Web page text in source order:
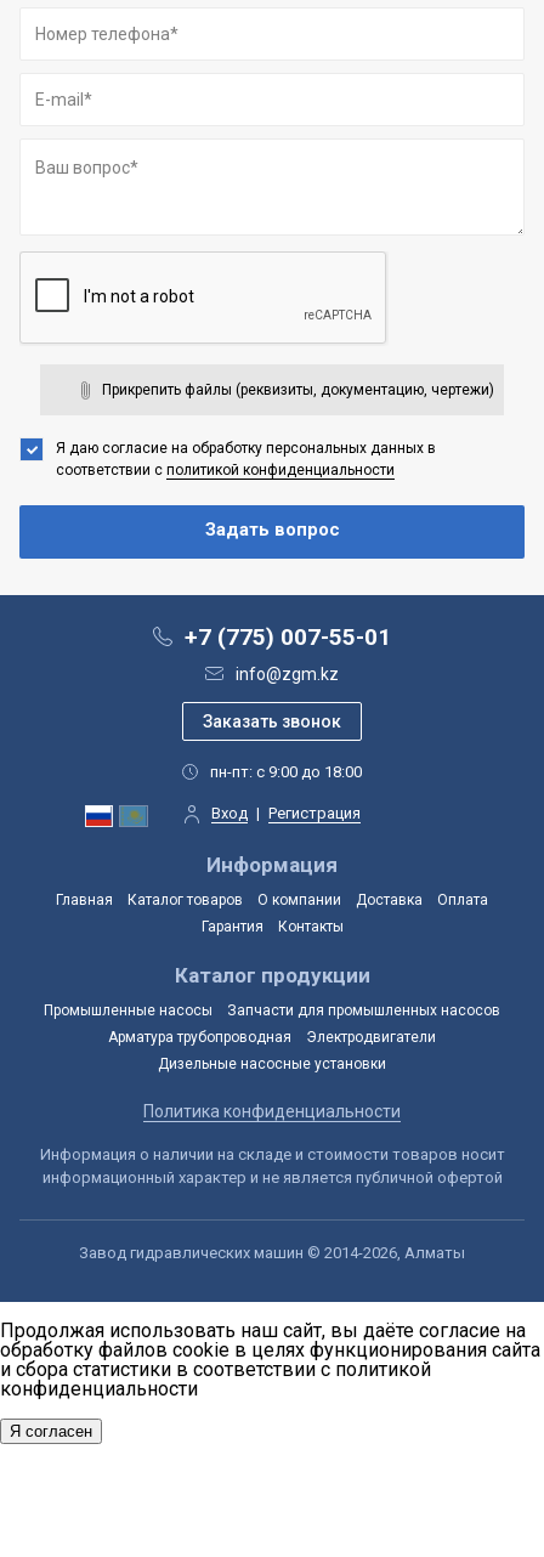
Прикрепить файлы (реквизиты, документацию, чертежи)
Я даю согласие на обработку персональных данных в
соответствии с политикой конфиденциальности
+7 (775) 007-55-01
info@zgm.kz
пн-пт: с 9:00 до 18:00
Вход | Регистрация
Информация
Главная Каталог товаров О компании Доставка
Оплата
Гарантия
Контакты
Каталог продукции
Промышленные насосы
Запчасти для промышленных насосов
Арматура трубопроводная
Электродвигатели
Дизельные насосные установки
Политика конфиденциальности
Информация о наличии на складе и стоимости товаров носит
информационный характер и не является публичной офертой
Завод гидравлических машин © 2014-2026, Алматы
Продолжая использовать наш сайт, вы даёте согласие на
обработку файлов cookie в целях функционирования сайта
и сбора статистики в соответствии с политикой
конфиденциальности
Я согласен